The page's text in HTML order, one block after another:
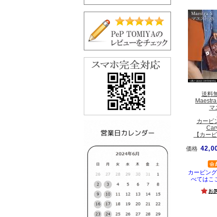
送料
マ
カービ
【カー
価格
カービン
べてはこ